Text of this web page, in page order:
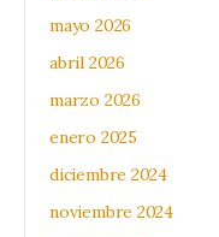
mayo 2026
abril 2026
marzo 2026
enero 2025
diciembre 2024
noviembre 2024